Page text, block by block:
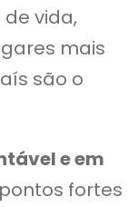
vida,
mais
são o
e em
fortes